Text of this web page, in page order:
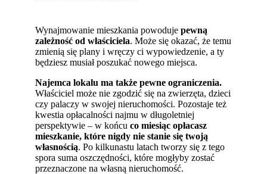
Wynajmowanie mieszkania powodujepewną
zależność od właściciela. Może się okazać, że temu
zmienią się plany i wręczy ci wypowiedzenie, a ty
będziesz musiał poszukać nowego miejsca.
Najemca lokalu ma także pewne ograniczenia.
Właściciel może nie zgodzić się na zwierzęta, dzieci
czy palaczy w swojej nieruchomości. Pozostaje też
kwestia opłacalności najmu w długoletniej
perspektywie– w końcuco miesiąc opłacasz
mieszkanie, które nigdy nie stanie się twoją
własnością. Po kilkunastu latach tworzy się z tego
spora suma oszczędności, które mogłyby zostać
przeznaczone na własną nieruchomość.